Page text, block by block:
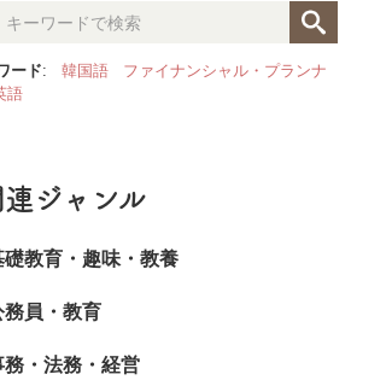
ード: 韓国語
ファイナンシャル・プランナ
語
連ジャンル
礎教育・趣味・教養
務員・教育
務・法務・経営